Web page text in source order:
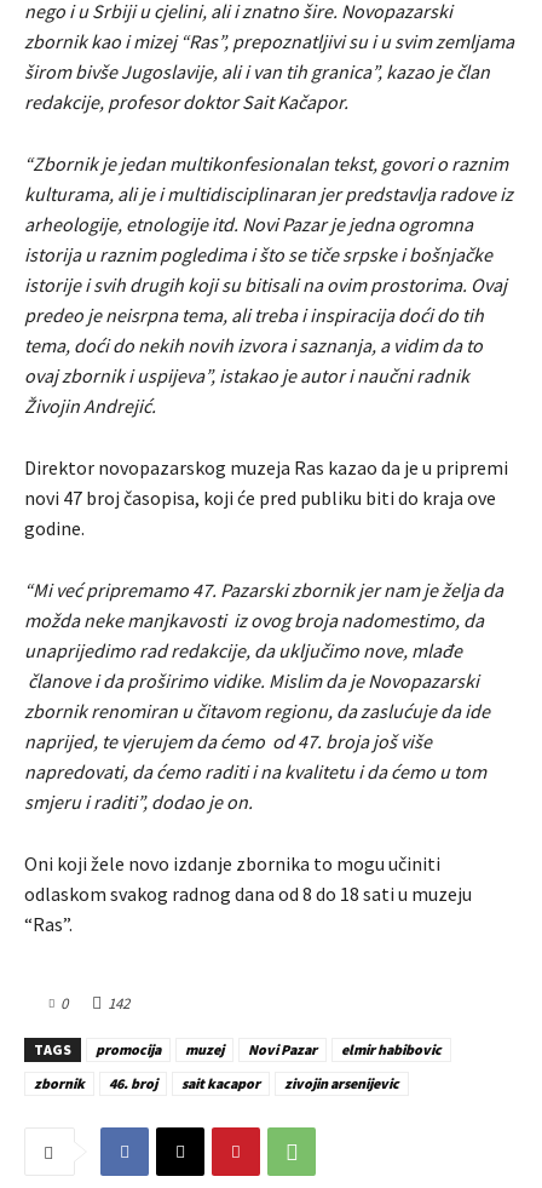
nego i u Srbiji u cjelini, ali i znatno šire. Novopazarski
zbornik kao i mizej “Ras”, prepoznatljivi su i u svim zemljama
širom bivše Jugoslavije, ali i van tih granica”, kazao je član
redakcije, profesor doktor Sait Kačapor.
“Zbornik je jedan multikonfesionalan tekst, govori o raznim
kulturama, ali je i multidisciplinaran jer predstavlja radove iz
arheologije, etnologije itd. Novi Pazar je jedna ogromna
istorija u raznim pogledima i što se tiče srpske i bošnjačke
istorije i svih drugih koji su bitisali na ovim prostorima. Ovaj
predeo je neisrpna tema, ali treba i inspiracija doći do tih
tema, doći do nekih novih izvora i saznanja, a vidim da to
ovaj zbornik i uspijeva”, istakao je autor i naučni radnik
Živojin Andrejić.
Direktor novopazarskog muzeja Ras kazao da je u pripremi
novi 47 broj časopisa, koji će pred publiku biti do kraja ove
godine.
“Mi već pripremamo 47. Pazarski zbornik jer nam je želja da
možda neke manjkavosti iz ovog broja nadomestimo, da
unaprijedimo rad redakcije, da uključimo nove, mlađe
članove i da proširimo vidike. Mislim da je Novopazarski
zbornik renomiran u čitavom regionu, da zaslućuje da ide
naprijed, te vjerujem da ćemo od 47. broja još više
napredovati, da ćemo raditi i na kvalitetu i da ćemo u tom
smjeru i raditi”, dodao je on.
Oni koji žele novo izdanje zbornika to mogu učiniti
odlaskom svakog radnog dana od 8 do 18 sati u muzeju
“Ras”.
0 142
TAGS promocija muzej Novi Pazar
elmir habibovic
zbornik
46. broj sait kacapor zivojin arsenijevic